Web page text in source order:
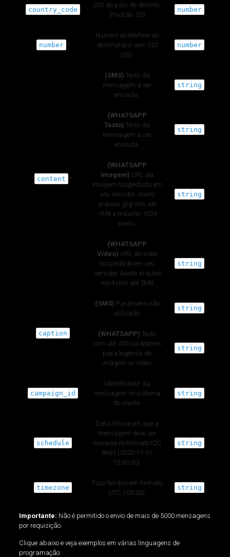
country_code
DDI do país de destino.
(Padrão: 55)
number
number *
Número do telefone do
destinatário sem DDI
(55).
number
content *
(SMS):Texto da
mensagem a ser
enviada.
string
(WHATSAPP
Texto):Texto da
mensagem a ser
enviada.
string
(WHATSAPP
Imagem):URL da
imagem hospedada em
seu servidor. Aceito
arquivo .jpg com até
1MB e máximo 1024
pixels.
string
(WHATSAPP
Vídeo):URL do vídeo
hospedado em seu
servidor. Aceito arquivo
.mp4 com até 2MB.
string
caption
(SMS):Parâmetro não
utilizado.
string
(WHATSAPP):Texto
com até 490 caracteres
para legenda de
imagem ou vídeo.
string
campaign_id
Identificador da
mensagem no sistema
do cliente.
string
schedule
Data e hora em que a
mensagem deve ser
enviada no formato ISO
8691 (2020-11-01
15:00:00).
string
timezone
Fuso horário em formato
UTC (-03:00).
string
Importante: Não é permitido o envio de mais de 5000 mensagens
por requisição.
Clique abaixo e veja exemplos em várias linguagens de
programação: